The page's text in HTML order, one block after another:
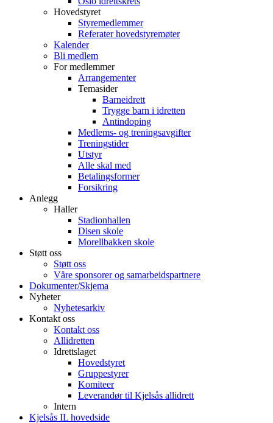
Hovedstyret
Styremedlemmer
Referater hovedstyremøter
Kalender
Bli medlem
For medlemmer
Arrangementer
Temasider
Barneidrett
Trygge barn i idretten
Antindoping
Medlems- og treningsavgifter
Treningstider
Utstyr
Alle skal med
Betalingsformer
Forsikring
Anlegg
Haller
Stadionhallen
Disen skole
Morellbakken skole
Støtt oss
Støtt oss
Våre sponsorer og samarbeidspartnere
Dokumenter/Skjema
Nyheter
Nyhetesarkiv
Kontakt oss
Kontakt oss
Allidretten
Idrettslaget
Hovedstyret
Gruppestyrer
Komiteer
Leverandør til Kjelsås allidrett
Intern
Kjelsås IL hovedside